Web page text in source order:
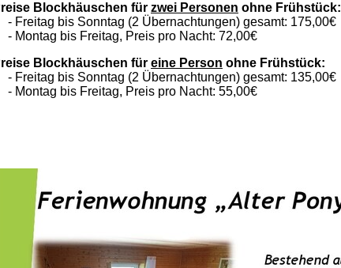
Blockhäuschen für zwei Personen ohne Frühstück:
Freitag bis Sonntag (2 Übernachtungen) gesamt: 175,00€
Montag bis Freitag, Preis pro Nacht: 72,00€
Blockhäuschen für eine Person ohne Frühstück:
Freitag bis Sonntag (2 Übernachtungen) gesamt: 135,00€
Montag bis Freitag, Preis pro Nacht: 55,00€